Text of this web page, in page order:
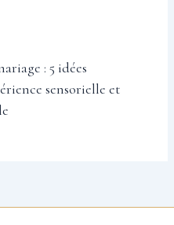
: 5 idées
sensorielle et